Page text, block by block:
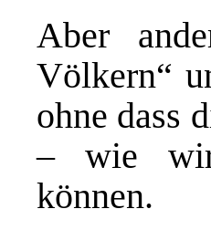
Aber
Völkern“
ohne dass
– wie wir
können.